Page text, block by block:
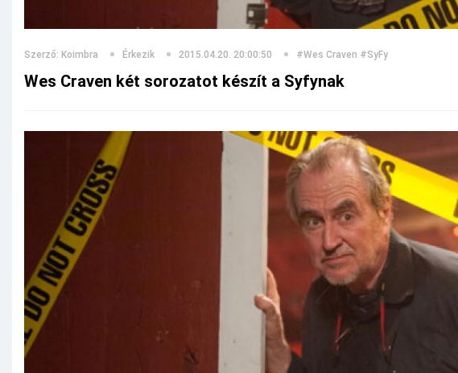
Szerző: Koimbra Érkezik 2015.04.20. 20:00:50 #Wes Craven #SyFy
Wes Craven két sorozatot készít a Syfynak